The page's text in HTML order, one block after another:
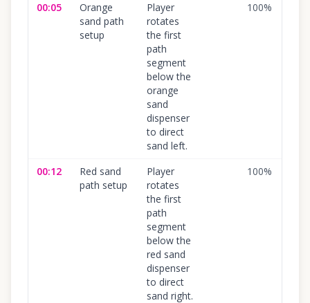
00:05
Orange
sand path
setup
Player
rotates
the first
path
segment
below the
orange
sand
dispenser
to direct
sand left.
100%
00:12
Red sand
path setup
Player
rotates
the first
path
segment
below the
red sand
dispenser
to direct
sand right.
100%